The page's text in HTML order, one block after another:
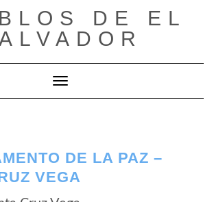
DE EL
Cambiar modo de navegación
DE LA PAZ –
VEGA